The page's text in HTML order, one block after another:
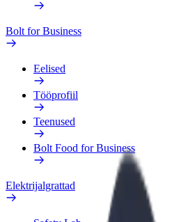
Bolt for Business
Eelised
Tööprofiil
Teenused
Bolt Food for Business
Elektrijalgrattad